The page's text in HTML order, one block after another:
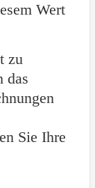
Wert
zu
das
Sie Ihre